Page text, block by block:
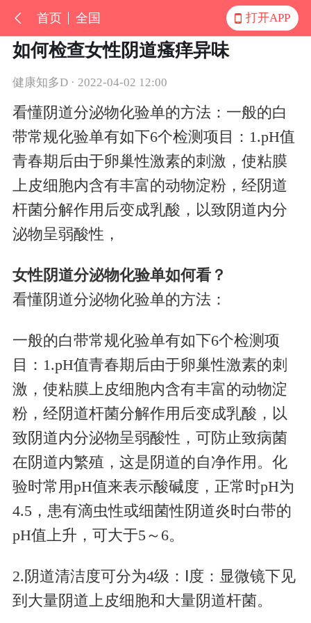
首页 全国 打开APP
如何检查女性阴道瘙痒异味
健康知多D · 2022-04-02 12:00
看懂阴道分泌物化验单的方法：一般的白
带常规化验单有如下6个检测项目：1.pH值
青春期后由于卵巢性激素的刺激，使粘膜
上皮细胞内含有丰富的动物淀粉，经阴道
杆菌分解作用后变成乳酸，以致阴道内分
泌物呈弱酸性，
女性阴道分泌物化验单如何看？
看懂阴道分泌物化验单的方法：
一般的白带常规化验单有如下6个检测项
目：1.pH值青春期后由于卵巢性激素的刺
激，使粘膜上皮细胞内含有丰富的动物淀
粉，经阴道杆菌分解作用后变成乳酸，以
致阴道内分泌物呈弱酸性，可防止致病菌
在阴道内繁殖，这是阴道的自净作用。化
验时常用pH值来表示酸碱度，正常时pH为
4.5，患有滴虫性或细菌性阴道炎时白带的
pH值上升，可大于5～6。
2.阴道清洁度可分为4级：Ⅰ度：显微镜下见
到大量阴道上皮细胞和大量阴道杆菌。